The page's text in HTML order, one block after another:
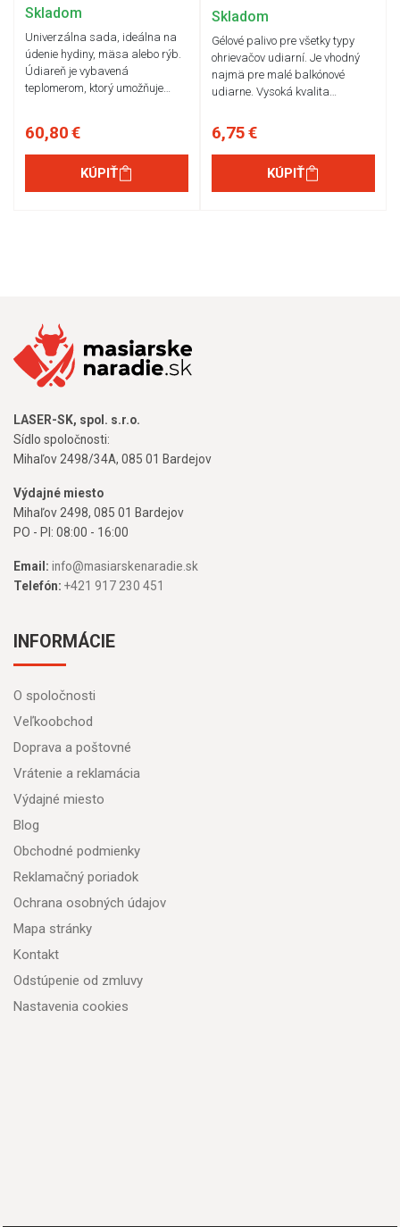
Skladom
Univerzálna sada, ideálna na
údenie hydiny, mäsa alebo rýb.
Údiareň je vybavená
teplomerom, ktorý umožňuje…
60,80 €
KÚPIŤ
Skladom
Gélové palivo pre všetky typy
ohrievačov udiarní. Je vhodný
najmä pre malé balkónové
udiarne. Vysoká kvalita…
6,75 €
KÚPIŤ
LASER-SK, spol. s.r.o.
Sídlo spoločnosti:
Mihaľov 2498/34A, 085 01 Bardejov
Výdajné miesto
Mihaľov 2498, 085 01 Bardejov
PO - PI: 08:00 - 16:00
Email: info@masiarskenaradie.sk
Telefón: +421 917 230 451
INFORMÁCIE
O spoločnosti
Veľkoobchod
Doprava a poštovné
Vrátenie a reklamácia
Výdajné miesto
Blog
Obchodné podmienky
Reklamačný poriadok
Ochrana osobných údajov
Mapa stránky
Kontakt
Odstúpenie od zmluvy
Nastavenia cookies